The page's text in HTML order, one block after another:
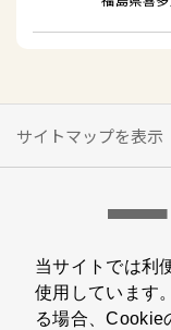
当サイトでは利
使用しています
る場合、Cookie
福島
サイトマップを表示